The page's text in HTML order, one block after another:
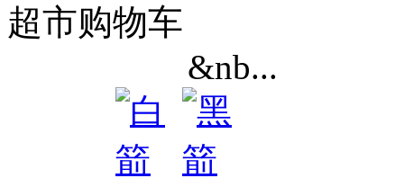
超市购物车
&nb...